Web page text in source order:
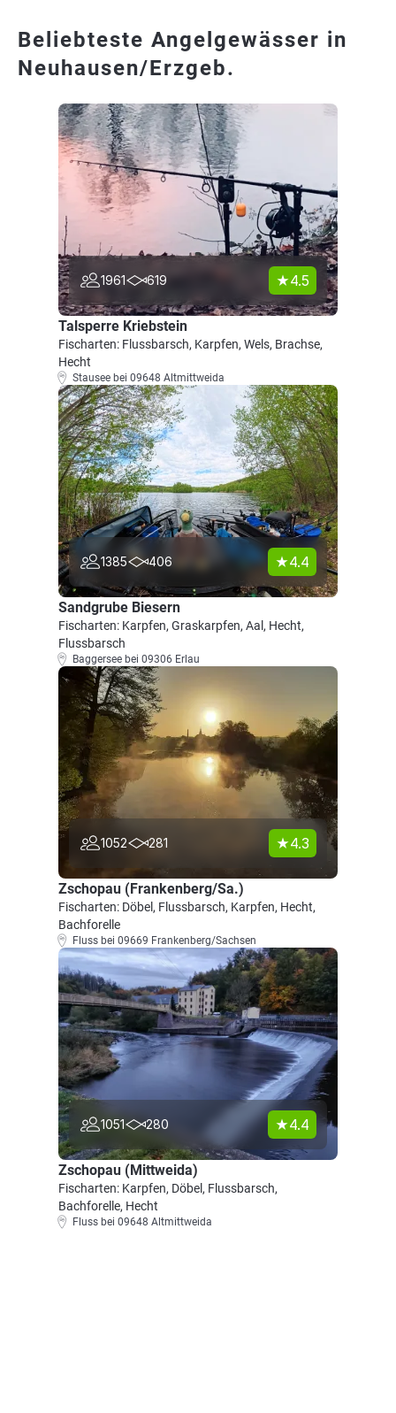
Beliebteste Angelgewässer in
Neuhausen/Erzgeb.
1961 619 4.5
Talsperre Kriebstein
Fischarten: Flussbarsch, Karpfen, Wels, Brachse,
Hecht
Stausee bei 09648 Altmittweida
1385 406 4.4
Sandgrube Biesern
Fischarten: Karpfen, Graskarpfen, Aal, Hecht,
Flussbarsch
Baggersee bei 09306 Erlau
1052 281 4.3
Zschopau (Frankenberg/Sa.)
Fischarten: Döbel, Flussbarsch, Karpfen, Hecht,
Bachforelle
Fluss bei 09669 Frankenberg/Sachsen
1051 280 4.4
Zschopau (Mittweida)
Fischarten: Karpfen, Döbel, Flussbarsch,
Bachforelle, Hecht
Fluss bei 09648 Altmittweida